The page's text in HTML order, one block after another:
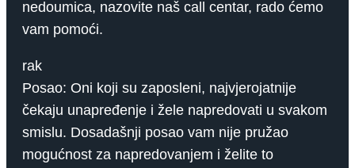
nedoumica, nazovite naš call centar, rado ćemo
vam pomoći.
rak
Posao: Oni koji su zaposleni, najvjerojatnije
čekaju unapređenje i žele napredovati u svakom
smislu. Dosadašnji posao vam nije pružao
mogućnost za napredovanjem i želite to